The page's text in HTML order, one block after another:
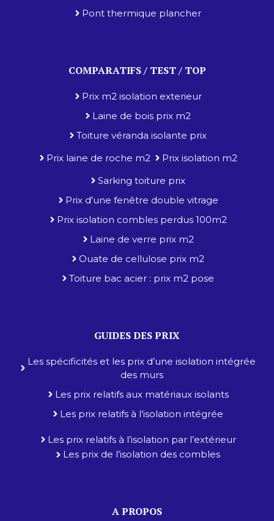
Pont thermique plancher
COMPARATIFS / TEST / TOP
Prix m2 isolation exterieur
Laine de bois prix m2
Toiture véranda isolante prix
Prix laine de roche m2
Prix isolation m2
Sarking toiture prix
Prix d'une fenêtre double vitrage
Prix isolation combles perdus 100m2
Laine de verre prix m2
Ouate de cellulose prix m2
Toiture bac acier : prix m2 pose
GUIDES DES PRIX
Les spécificités et les prix d’une isolation intégrée
des murs
Les prix relatifs aux matériaux isolants
Les prix relatifs à l’isolation intégrée
Les prix relatifs à l’isolation par l’extérieur
Les prix de l’isolation des combles
A PROPOS